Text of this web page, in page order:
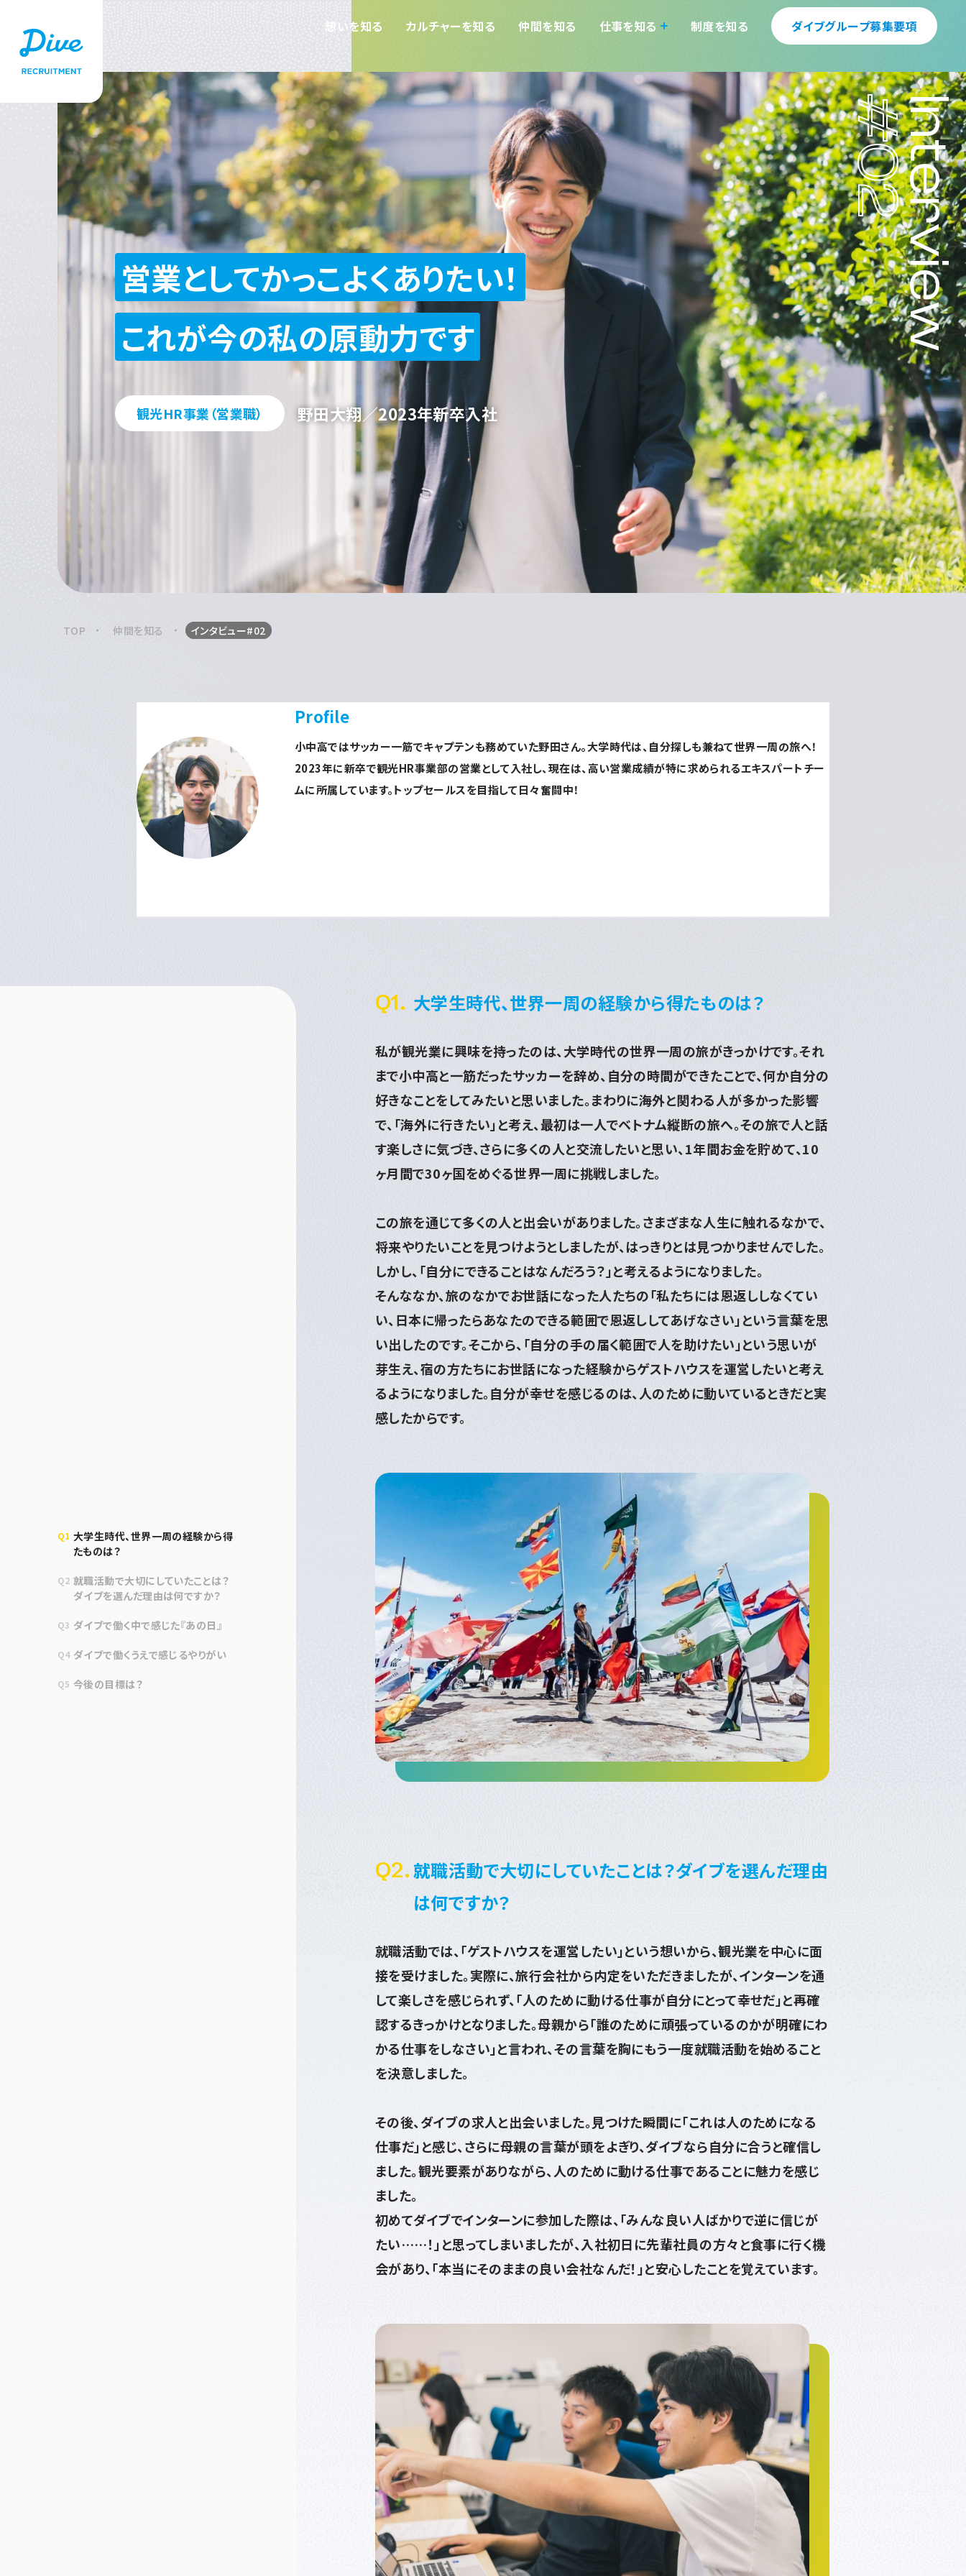
想いを知る カルチャーを知る 仲間を知る 仕事を知る
観光HR事業
地方創生事業
その他事業
ダイブホールディングス
制度を知る ダイブグループ募集要項
営業としてかっこよくありたい！
これが今の私の原動力です
観光HR事業（営業職） 野田大翔／2023年新卒入社
TOP 仲間を知る インタビュー#02
Interview
#02
Profile
小中高ではサッカー一筋でキャプテンも務めていた野田さん。大学時代は、自分探しも兼ねて世界一周の旅へ！
2023年に新卒で観光HR事業部の営業として入社し、現在は、高い営業成績が特に求められるエキスパートチー
ムに所属しています。トップセールスを目指して日々奮闘中！
Q1 大学生時代、世界一周の経験から得
たものは？
Q2 就職活動で大切にしていたことは？
ダイブを選んだ理由は何ですか？
Q3 ダイブで働く中で感じた『あの日』
Q4 ダイブで働くうえで感じるやりがい
Q5 今後の目標は？
Q1. 大学生時代、世界一周の経験から得たものは？
私が観光業に興味を持ったのは、大学時代の世界一周の旅がきっかけです。それ
まで小中高と一筋だったサッカーを辞め、自分の時間ができたことで、何か自分の
好きなことをしてみたいと思いました。まわりに海外と関わる人が多かった影響
で、「海外に行きたい」と考え、最初は一人でベトナム縦断の旅へ。その旅で人と話
す楽しさに気づき、さらに多くの人と交流したいと思い、1年間お金を貯めて、10
ヶ月間で30ヶ国をめぐる世界一周に挑戦しました。
この旅を通じて多くの人と出会いがありました。さまざまな人生に触れるなかで、
将来やりたいことを見つけようとしましたが、はっきりとは見つかりませんでした。
しかし、「自分にできることはなんだろう？」と考えるようになりました。
そんななか、旅のなかでお世話になった人たちの「私たちには恩返ししなくてい
い、日本に帰ったらあなたのできる範囲で恩返ししてあげなさい」という言葉を思
い出したのです。そこから、「自分の手の届く範囲で人を助けたい」という思いが
芽生え、宿の方たちにお世話になった経験からゲストハウスを運営したいと考え
るようになりました。自分が幸せを感じるのは、人のために動いているときだと実
感したからです。
Q2.就職活動で大切にしていたことは？ダイブを選んだ理由
は何ですか？
就職活動では、「ゲストハウスを運営したい」という想いから、観光業を中心に面
接を受けました。実際に、旅行会社から内定をいただきましたが、インターンを通
して楽しさを感じられず、「人のために動ける仕事が自分にとって幸せだ」と再確
認するきっかけとなりました。母親から「誰のために頑張っているのかが明確にわ
かる仕事をしなさい」と言われ、その言葉を胸にもう一度就職活動を始めること
を決意しました。
その後、ダイブの求人と出会いました。見つけた瞬間に「これは人のためになる
仕事だ」と感じ、さらに母親の言葉が頭をよぎり、ダイブなら自分に合うと確信し
ました。観光要素がありながら、人のために動ける仕事であることに魅力を感じ
ました。
初めてダイブでインターンに参加した際は、「みんな良い人ばかりで逆に信じが
たい……！」と思ってしまいましたが、入社初日に先輩社員の方々と食事に行く機
会があり、「本当にそのままの良い会社なんだ！」と安心したことを覚えています。